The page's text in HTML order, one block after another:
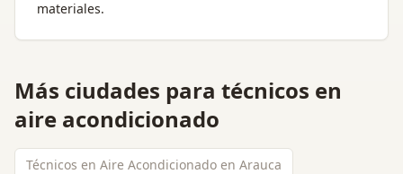
materiales.
Más ciudades para técnicos en
aire acondicionado
Técnicos en Aire Acondicionado en Arauca